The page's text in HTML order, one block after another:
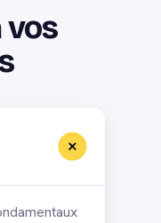
vos